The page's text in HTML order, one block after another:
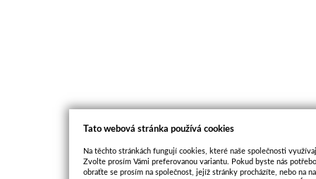
Tato webová stránka používá cookies
Na těchto stránkách fungují cookies, které naše společnosti
Zvolte prosím Vámi preferovanou variantu. Pokud byste nás
obraťte se prosím na společnost, jejíž stránky procházíte, nebo na